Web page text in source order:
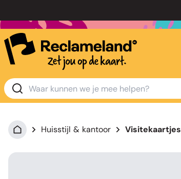
Huisstijl & kantoor Visitekaartjes